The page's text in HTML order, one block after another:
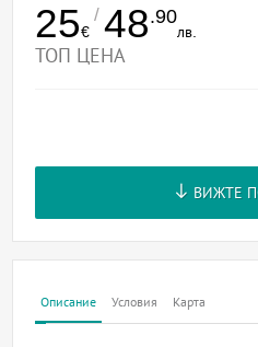
25€
/ 48.90
лв.
ТОП ЦЕНА
ВИЖТЕ
Описание Условия Карта